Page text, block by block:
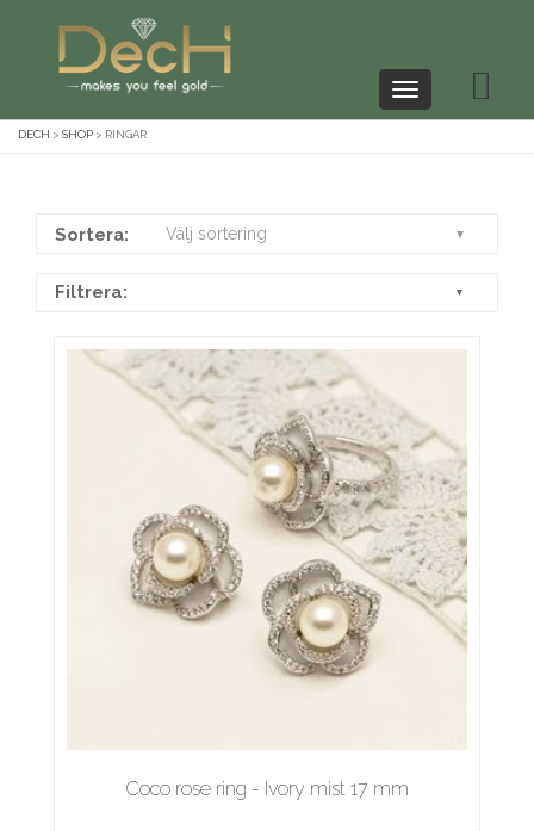
Toggle
navigation
DECH > SHOP > RINGAR
Välj sortering
Sortera:
Filtrera: ▼
Coco rose ring - Ivory mist 17 mm